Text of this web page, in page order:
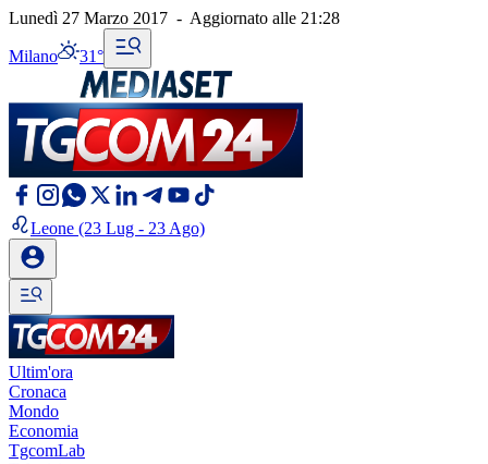
Lunedì 27 Marzo 2017 - Aggiornato alle 21:28
Milano 31°
Leone (23 Lug - 23 Ago)
Ultim'ora
Cronaca
Mondo
Economia
TgcomLab